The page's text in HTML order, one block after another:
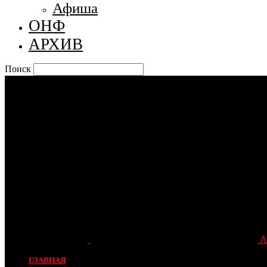
Афиша
ОНФ
АРХИВ
Поиск
ГЛАВНАЯ